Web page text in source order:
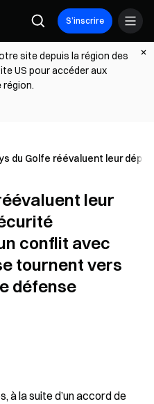
S’inscrire
site depuis la région des
US pour accéder aux
du Golfe réévaluent leur
leur
conflit avec
tournent vers
défense
à la suite d’un accord de